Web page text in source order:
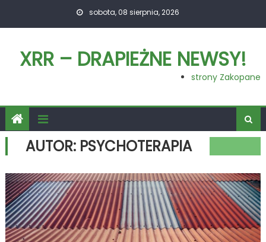
sobota, 08 sierpnia, 2026
XRR – DRAPIEŻNE NEWSY!
strony Zakopane
AUTOR: PSYCHOTERAPIA